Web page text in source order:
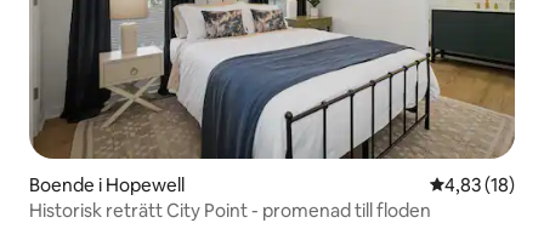
Boende i Hopewell 4,83 av 5 i
4,83 (18)
Historisk reträtt City Point - promenad till floden